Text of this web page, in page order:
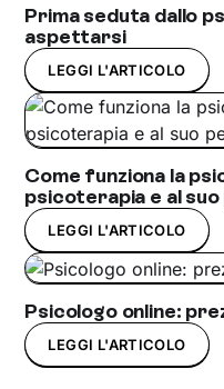
Prima seduta dallo
aspettarsi
LEGGI L'ARTICOLO
Come funziona la
psicoterapia e al
LEGGI L'ARTICOLO
Psicologo online:
LEGGI L'ARTICOLO